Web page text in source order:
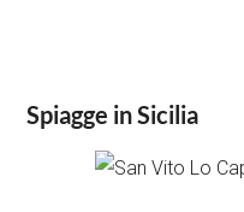
Spiagge in Sicilia